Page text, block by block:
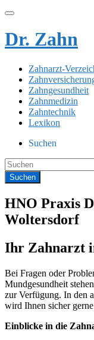
Dr. Zahn
Zahnarzt-
Zahngesundheit
Zahnmedizin
Zahntechnik
Lexikon
Suchen
HNO Praxis
Woltersdorf
Ihr Zahnarzt
Bei Fragen oder
Mundgesundheit
zur Verfügung. In den
wird Ihnen sicher
Einblicke in die